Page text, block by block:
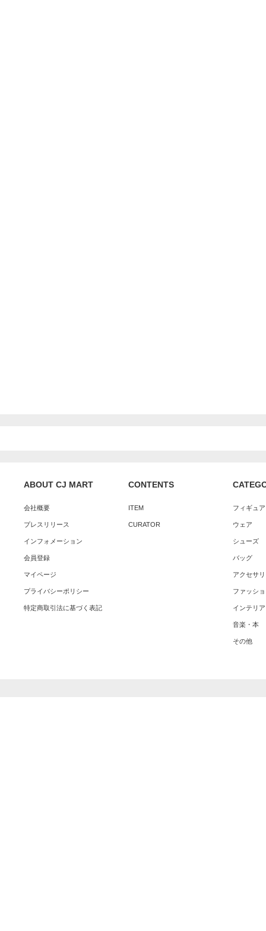
ABOUT CJ MART
会社概要
プレスリリース
インフォメーション
会員登録
マイページ
プライバシーポリシー
特定商取引法に基づく表記
CONTENTS
ITEM
CURATOR
フィギュ
ウェア
シューズ
バッグ
アクセサ
ファッシ
インテリア
音楽・本
その他